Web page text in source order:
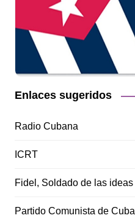
Enlaces sugeridos
Radio Cubana
ICRT
Fidel, Soldado de las ideas
Partido Comunista de Cuba